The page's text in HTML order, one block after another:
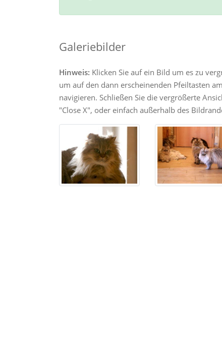
Galeriebilder
Hinweis: Klicken Sie auf ein Bild um es zu
um auf den dann erscheinenden Pfeiltasten
navigieren. Schließen Sie die vergrößerte
"Close X", oder einfach außerhalb des